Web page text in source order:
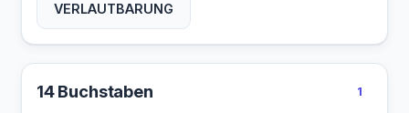
VERLAUTBARUNG
14 Buchstaben 1